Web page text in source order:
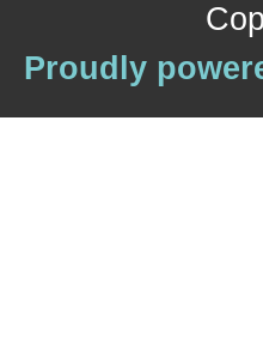
Proudly